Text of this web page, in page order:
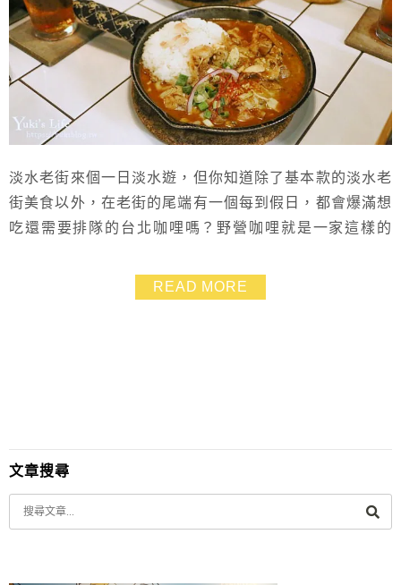
淡水老街來個一日淡水遊，但你知道除了基本款的淡水老
街美食以外，在老街的尾端有一個每到假日，都會爆滿想
吃還需要排隊的台北咖哩嗎？野營咖哩就是一家這樣的
與傳統咖哩的作法，熬煮出香噴噴的咖哩醬，搭配用蔬菜
與肉類平衡的咖哩。從基本款的炸豬排到骰子菲力牛肉、
READ MORE
文章搜尋